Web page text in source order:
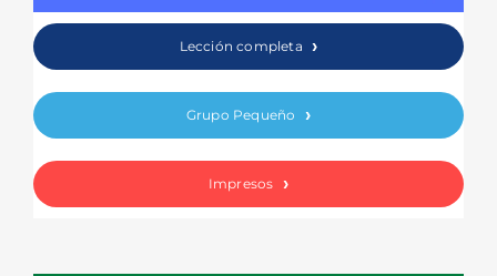
Lección completa
Grupo Pequeño
Impresos